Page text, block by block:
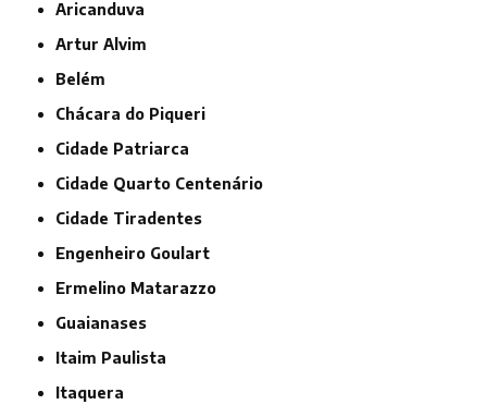
Aricanduva
Artur Alvim
Belém
Chácara do Piqueri
Cidade Patriarca
Cidade Quarto Centenário
Cidade Tiradentes
Engenheiro Goulart
Ermelino Matarazzo
Guaianases
Itaim Paulista
Itaquera